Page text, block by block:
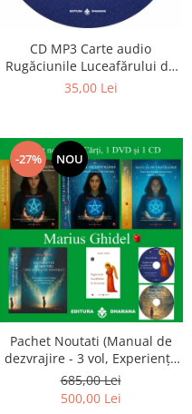
CD MP3 Carte audio
Rugăciunile Luceafărului de
dimineață
35,00 Lei
-27% NOU
Pachet Noutati (Manual de
dezvrajire - 3 vol, Experiențe
și amintiri, Rugăciunile
Luceafarului de dimineata) -
Marius Ghidel
685,00 Lei
500,00 Lei